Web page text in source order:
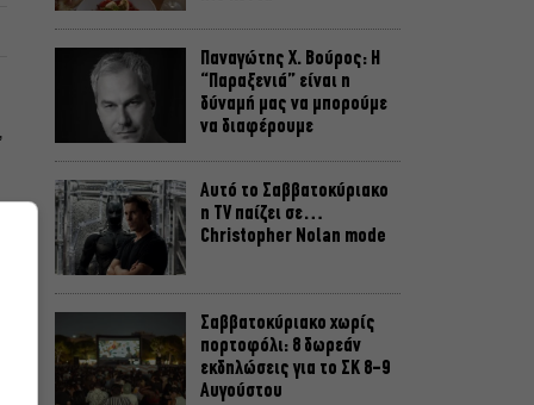
Παναγώτης Χ. Βούρος: Η
“Παραξενιά” είναι η
δύναμή μας να μπορούμε
να διαφέρουμε
Αυτό το Σαββατοκύριακο
η TV παίζει σε…
Christopher Nolan mode
Σαββατοκύριακο χωρίς
πορτοφόλι: 8 δωρεάν
εκδηλώσεις για το ΣΚ 8-9
Αυγούστου